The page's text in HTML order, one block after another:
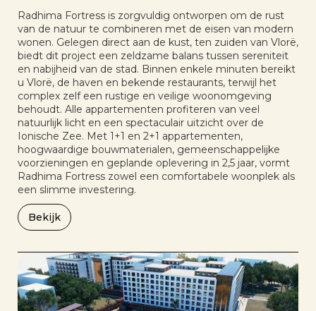
Radhima Fortress is zorgvuldig ontworpen om de rust
van de natuur te combineren met de eisen van modern
wonen. Gelegen direct aan de kust, ten zuiden van Vlorë,
biedt dit project een zeldzame balans tussen sereniteit
en nabijheid van de stad. Binnen enkele minuten bereikt
u Vlorë, de haven en bekende restaurants, terwijl het
complex zelf een rustige en veilige woonomgeving
behoudt. Alle appartementen profiteren van veel
natuurlijk licht en een spectaculair uitzicht over de
Ionische Zee. Met 1+1 en 2+1 appartementen,
hoogwaardige bouwmaterialen, gemeenschappelijke
voorzieningen en geplande oplevering in 2,5 jaar, vormt
Radhima Fortress zowel een comfortabele woonplek als
een slimme investering.
Bekijk